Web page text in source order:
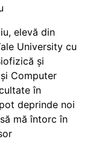
elevă din
University cu
și
Computer
în
deprinde noi
mă întorc în